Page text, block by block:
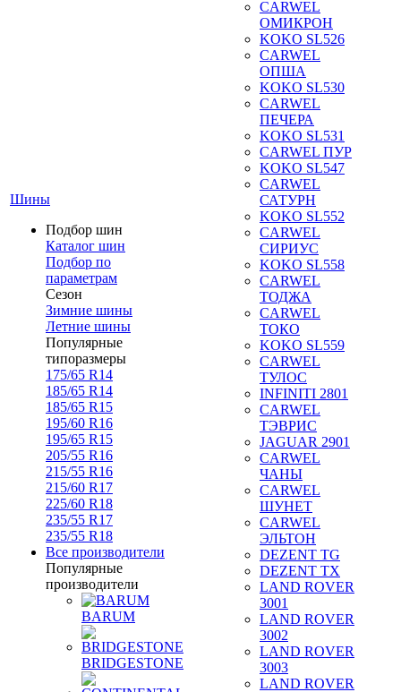
Шины
Подбор шин
Каталог шин
Подбор по
параметрам
Сезон
Зимние шины
Летние шины
Популярные
типоразмеры
175/65 R14
185/65 R14
185/65 R15
195/60 R16
195/65 R15
205/55 R16
215/55 R16
215/60 R17
225/60 R18
235/55 R17
235/55 R18
Все производители
Популярные
производители
BARUM
BRIDGESTONE
CARWEL
ОМИКРОН
KOKO SL526
CARWEL
ОПША
KOKO SL530
CARWEL
ПЕЧЕРА
KOKO SL531
CARWEL ПУР
KOKO SL547
CARWEL
САТУРН
KOKO SL552
CARWEL
СИРИУС
KOKO SL558
CARWEL
ТОДЖА
CARWEL
ТОКО
KOKO SL559
CARWEL
ТУЛОС
INFINITI 2801
CARWEL
ТЭВРИС
JAGUAR 2901
CARWEL
ЧАНЫ
CARWEL
ШУНЕТ
CARWEL
ЭЛЬТОН
DEZENT TG
DEZENT TX
LAND ROVER
3001
LAND ROVER
3002
LAND ROVER
3003
LAND ROVER